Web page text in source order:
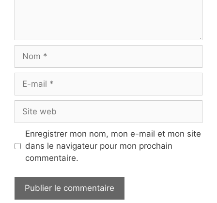
Nom
Site
web
Enregistrer mon nom, mon e-mail et mon site
dans le navigateur pour mon prochain
commentaire.